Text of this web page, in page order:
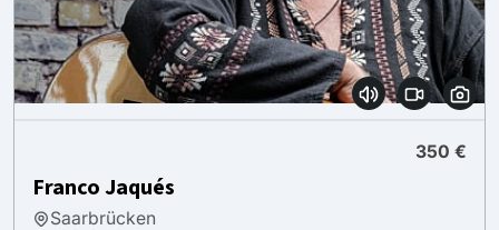
350 €
Franco Jaqués
Saarbrücken